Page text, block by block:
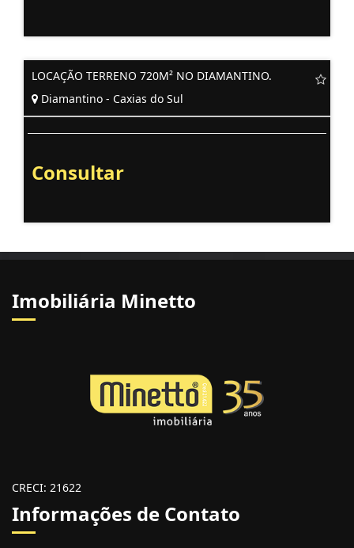
LOCAÇÃO TERRENO 720M² NO DIAMANTINO.
Diamantino - Caxias do Sul
Consultar
Imobiliária Minetto
CRECI: 21622
Informações de Contato